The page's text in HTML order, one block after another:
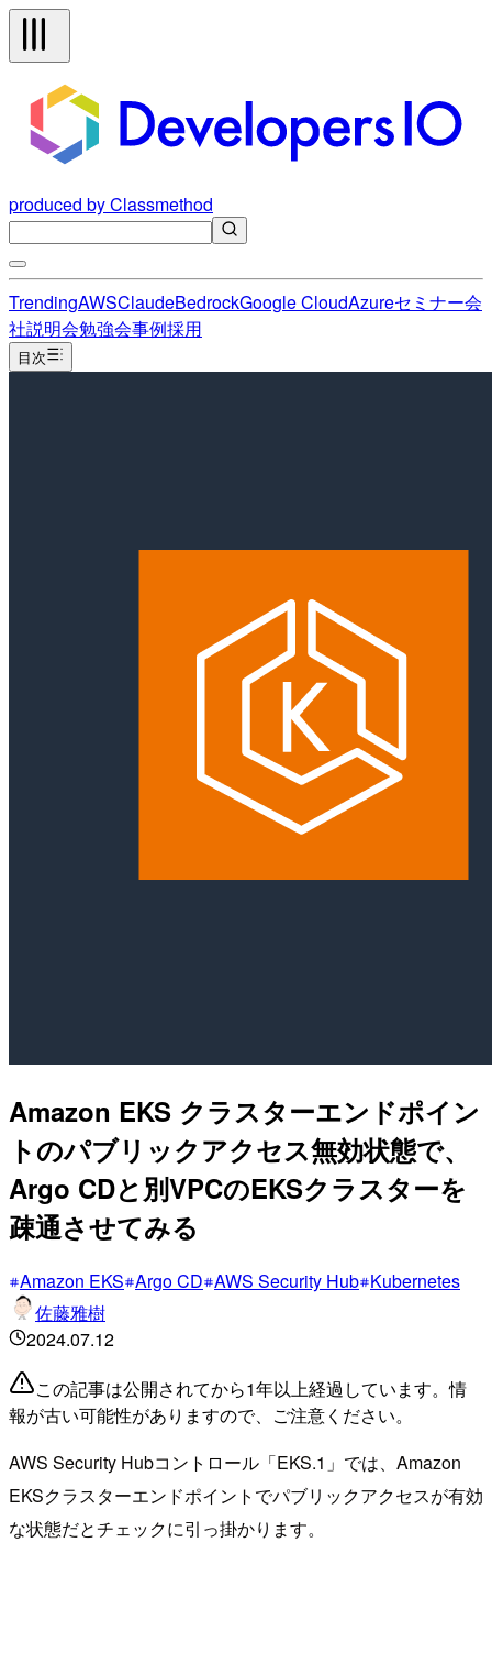
produced by Classmethod
TrendingAWSClaudeBedrockGoogle CloudAzureセミナー会
社説明会勉強会事例採用
目次
Amazon EKS クラスターエンドポイン
トのパブリックアクセス無効状態で、
Argo CDと別VPCのEKSクラスターを
疎通させてみる
Amazon EKS Argo CD AWS Security Hub Kubernetes
佐藤雅樹
2024.07.12
この記事は公開されてから1年以上経過しています。情
報が古い可能性がありますので、ご注意ください。
AWS Security Hubコントロール「EKS.1」では、Amazon
EKSクラスターエンドポイントでパブリックアクセスが有効
な状態だとチェックに引っ掛かります。